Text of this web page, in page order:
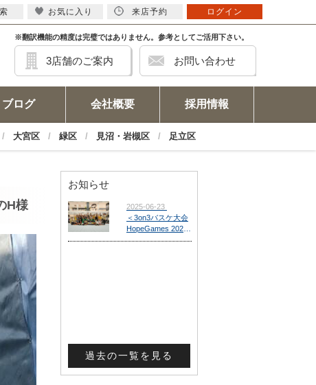
※翻訳機能の精度は完璧ではありません。参考としてご活用下さい。
3店舗のご案内 お問い合わせ
ブログ 会社概要 採用情報
大宮区 緑区 見沼・岩槻区 足立区
H様
お知らせ
過去の一覧を見る
お気に入り 来店予約 ログイン